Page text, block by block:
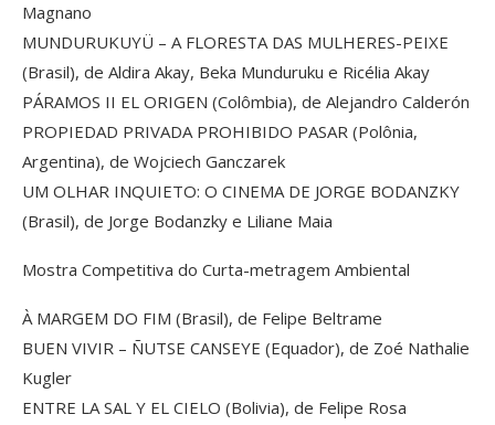
Magnano
MUNDURUKUYÜ – A FLORESTA DAS MULHERES-PEIXE
(Brasil), de Aldira Akay, Beka Munduruku e Ricélia Akay
PÁRAMOS II EL ORIGEN (Colômbia), de Alejandro Calderón
PROPIEDAD PRIVADA PROHIBIDO PASAR (Polônia,
Argentina), de Wojciech Ganczarek
UM OLHAR INQUIETO: O CINEMA DE JORGE BODANZKY
(Brasil), de Jorge Bodanzky e Liliane Maia
Mostra Competitiva do Curta-metragem Ambiental
À MARGEM DO FIM (Brasil), de Felipe Beltrame
BUEN VIVIR – ÑUTSE CANSEYE (Equador), de Zoé Nathalie
Kugler
ENTRE LA SAL Y EL CIELO (Bolivia), de Felipe Rosa